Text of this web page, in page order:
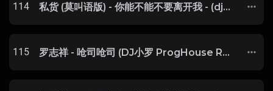
114 私货 (莫叫语版) - 你能不能不要离开我 - (dj小罗 prog house mix)(莫叫语版)
115 罗志祥 - 呛司呛司 (DJ小罗 ProgHouse Rmx 2023)